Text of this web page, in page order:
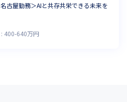
名古屋勤務＞AIと共存共栄できる未来を
400-640万円